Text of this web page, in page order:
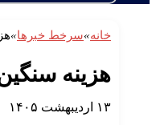
خانه»سرخط خبرها»
هزینه
۱۳ اردیبهشت ۱۴۰۵